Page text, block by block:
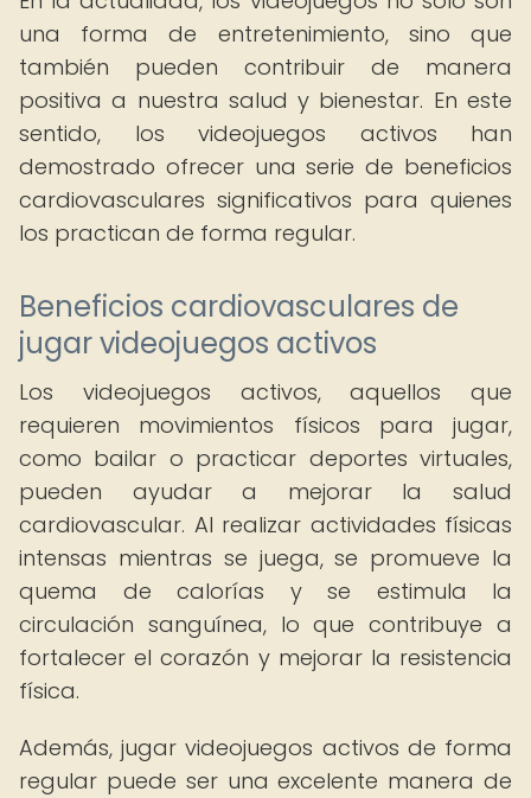
una forma de entretenimiento, sino que
también pueden contribuir de manera
positiva a nuestra salud y bienestar. En este
sentido, los videojuegos activos han
demostrado ofrecer una serie de beneficios
cardiovasculares significativos para quienes
los practican de forma regular.
Beneficios cardiovasculares de
jugar videojuegos activos
Los videojuegos activos, aquellos que
requieren movimientos físicos para jugar,
como bailar o practicar deportes virtuales,
pueden ayudar a mejorar la salud
cardiovascular. Al realizar actividades físicas
intensas mientras se juega, se promueve la
quema de calorías y se estimula la
circulación sanguínea, lo que contribuye a
fortalecer el corazón y mejorar la resistencia
física.
Además, jugar videojuegos activos de forma
regular puede ser una excelente manera de